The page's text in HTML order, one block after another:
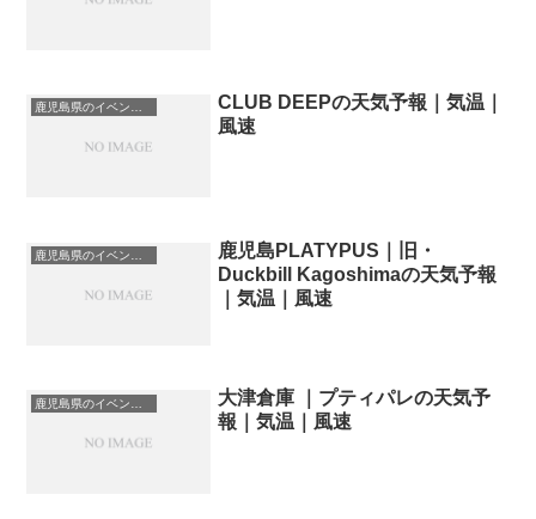
鹿児島県のイベント会場一覧
CLUB DEEPの天気予報｜気温｜
風速
鹿児島PLATYPUS｜旧・
Duckbill Kagoshimaの天気予報
｜気温｜風速
大津倉庫 ｜プティパレの天気予
報｜気温｜風速